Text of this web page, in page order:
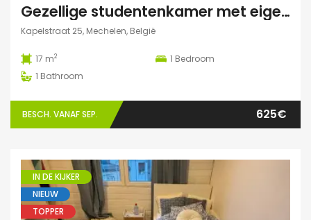
Gezellige studentenkamer met eigen badkamer in Mechelen
Kapelstraat 25, Mechelen, België
17 m2 1 Bedroom
1 Bathroom
BESCH. VANAF SEP. 625€
IN DE KIJKER
NIEUW
TOPPER